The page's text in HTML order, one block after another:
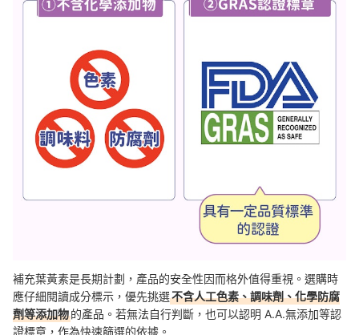
補充葉黃素是長期計劃，產品的安全性因而格外值得重視。選購時
應仔細閱讀成分標示，優先挑選不含人工色素、調味劑、化學防腐
劑等添加物的產品。若無法自行判斷，也可以認明 A.A.無添加等認
證標章，作為快速篩選的依據。